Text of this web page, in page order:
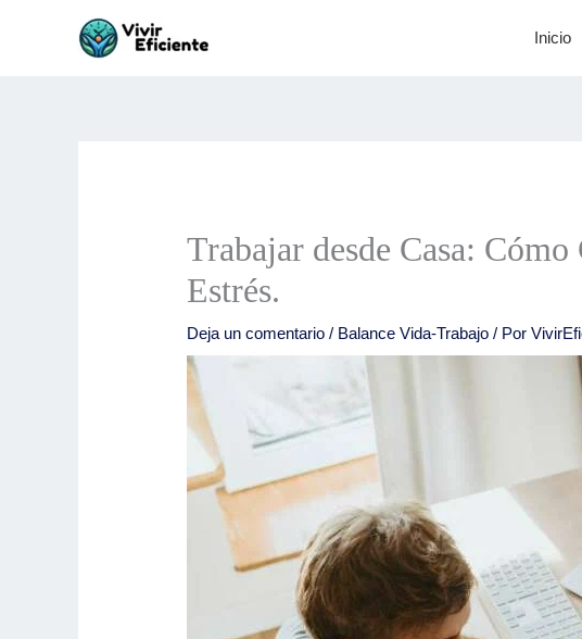
Inicio
Trabajar desde Casa:
Estrés.
Deja un comentario / Balance Vida-Trabajo / Por